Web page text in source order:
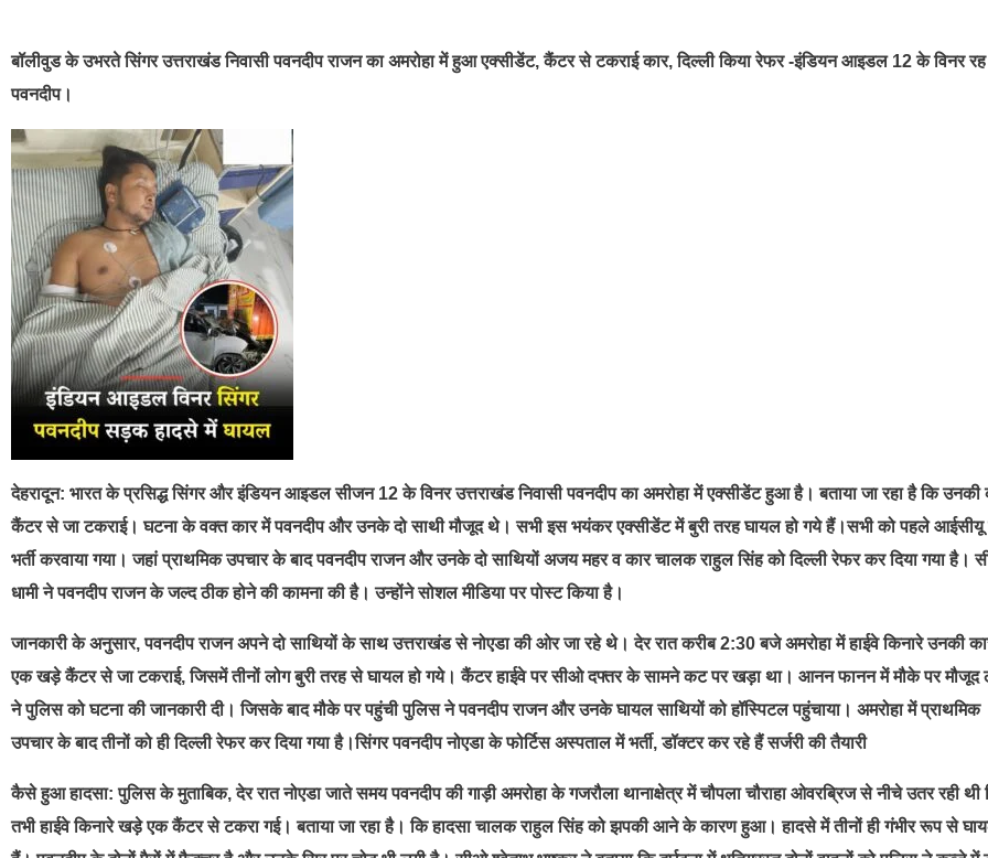
बॉलीवुड के उभरते सिंगर उत्तराखंड निवासी पवनदीप राजन का अमरोहा में हुआ एक्सीडेंट, कैंटर से टकराई कार, दिल्ली किया रेफर -इंडियन आइडल 12 के विनर
पवनदीप।
देहरादून: भारत के प्रसिद्ध सिंगर और इंडियन आइडल सीजन 12 के विनर उत्तराखंड निवासी पवनदीप का अमरोहा में एक्सीडेंट हुआ है। बताया जा रहा है कि उनकी
कैंटर से जा टकराई। घटना के वक्त कार में पवनदीप और उनके दो साथी मौजूद थे। सभी इस भयंकर एक्सीडेंट में बुरी तरह घायल हो गये हैं।सभी को पहले आईसीयू
भर्ती करवाया गया। जहां प्राथमिक उपचार के बाद पवनदीप राजन और उनके दो साथियों अजय महर व कार चालक राहुल सिंह को दिल्ली रेफर कर दिया गया है।
धामी ने पवनदीप राजन के जल्द ठीक होने की कामना की है। उन्होंने सोशल मीडिया पर पोस्ट किया है।
जानकारी के अनुसार, पवनदीप राजन अपने दो साथियों के साथ उत्तराखंड से नोएडा की ओर जा रहे थे। देर रात करीब 2:30 बजे अमरोहा में हाईवे किनारे उनकी
एक खड़े कैंटर से जा टकराई, जिसमें तीनों लोग बुरी तरह से घायल हो गये। कैंटर हाईवे पर सीओ दफ्तर के सामने कट पर खड़ा था। आनन फानन में मौके पर मौजूद
ने पुलिस को घटना की जानकारी दी। जिसके बाद मौके पर पहुंची पुलिस ने पवनदीप राजन और उनके घायल साथियों को हॉस्पिटल पहुंचाया। अमरोहा में प्राथमिक
उपचार के बाद तीनों को ही दिल्ली रेफर कर दिया गया है।सिंगर पवनदीप नोएडा के फोर्टिस अस्पताल में भर्ती, डॉक्टर कर रहे हैं सर्जरी की तैयारी
कैसे हुआ हादसा: पुलिस के मुताबिक, देर रात नोएडा जाते समय पवनदीप की गाड़ी अमरोहा के गजरौला थानाक्षेत्र में चौपला चौराहा ओवरब्रिज से नीचे उतर रही थी
तभी हाईवे किनारे खड़े एक कैंटर से टकरा गई। बताया जा रहा है। कि हादसा चालक राहुल सिंह को झपकी आने के कारण हुआ। हादसे में तीनों ही गंभीर रूप से